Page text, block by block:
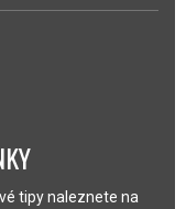
tipy naleznete na